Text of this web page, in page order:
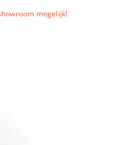
mogelijk!